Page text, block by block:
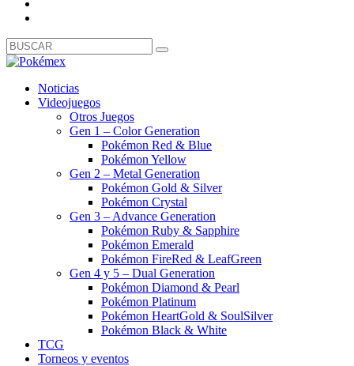
Noticias
Videojuegos
Otros Juegos
Gen 1 – Color Generation
Pokémon Red & Blue
Pokémon Yellow
Gen 2 – Metal Generation
Pokémon Gold & Silver
Pokémon Crystal
Gen 3 – Advance Generation
Pokémon Ruby & Sapphire
Pokémon Emerald
Pokémon FireRed & LeafGreen
Gen 4 y 5 – Dual Generation
Pokémon Diamond & Pearl
Pokémon Platinum
Pokémon HeartGold & SoulSilver
Pokémon Black & White
TCG
Torneos y eventos